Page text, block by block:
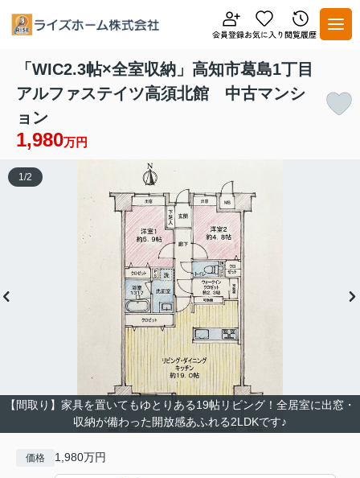
「WIC2.3帖×全室収納」高知市葛島1丁目
アルファステイツ高須北館 中古マンシ
ョン
1,980万円
【間取り】家具を置いてもゆとりある19帖リビング！全居室に出窓・
収納が備わった開放感あふれる2LDKです♪
1/2
価格 1,980万円